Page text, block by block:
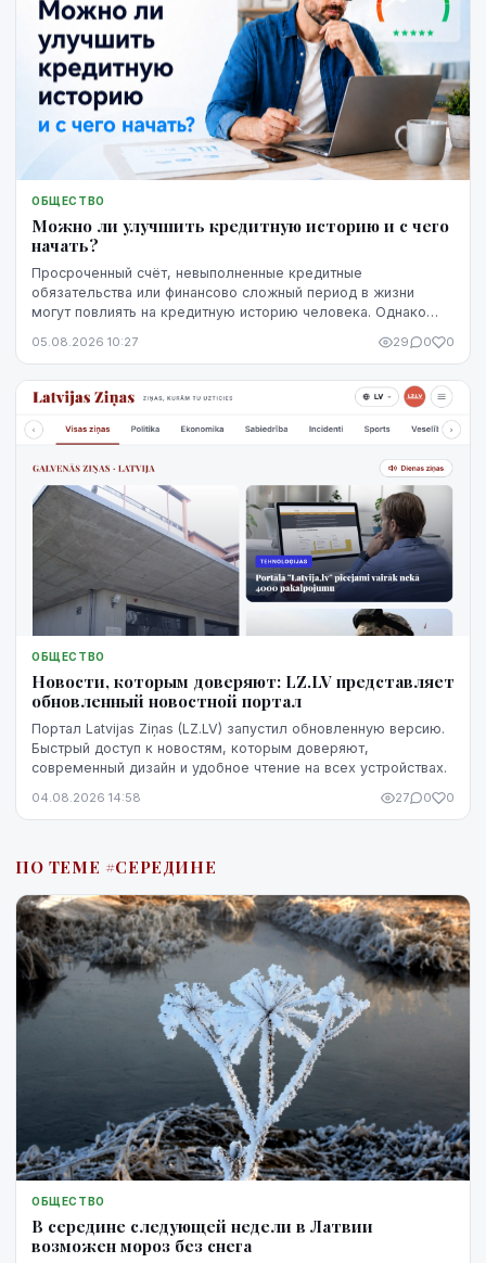
ОБЩЕСТВО
Можно ли улучшить кредитную историю и с чего
начать?
Просроченный счёт, невыполненные кредитные
обязательства или финансово сложный период в жизни
могут повлиять на кредитную историю человека. Однако
невозможно изменить. Кредитную историю можно
регулярное выполнение обязательств и продуманные
действия.
05.08.2026 10:27 29 0 0
ОБЩЕСТВО
Новости, которым доверяют: LZ.LV представляет
обновленный новостной портал
Портал Latvijas Ziņas (LZ.LV) запустил обновленную версию.
Быстрый доступ к новостям, которым доверяют,
современный дизайн и удобное чтение на всех устройствах.
04.08.2026 14:58 27 0 0
ПО ТЕМЕ #СЕРЕДИНЕ
ОБЩЕСТВО
В середине следующей недели в Латвии
возможен мороз без снега